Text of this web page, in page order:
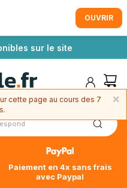
sur le site
Paiement en 4x sans frais
avec Paypal
OUVRIR
×
cette page au cours des 7